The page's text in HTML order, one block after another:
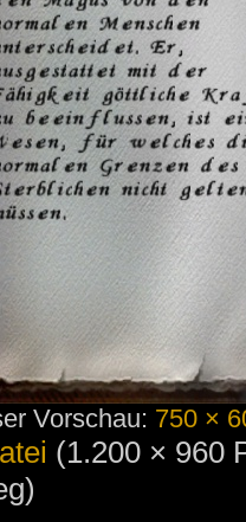
Vorschau: 750 ×
(1.200 × 960